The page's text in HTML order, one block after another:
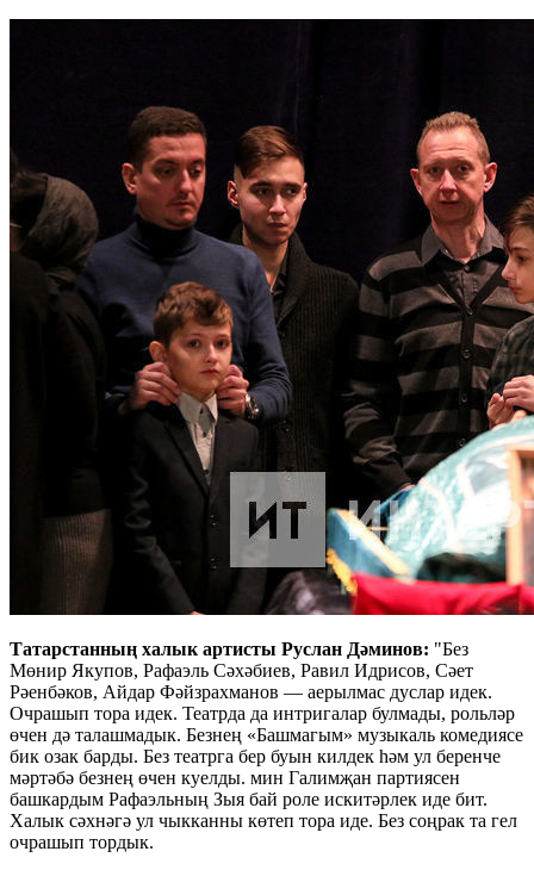
Татарстанның халык артисты Руслан Дәминов: "Без
Мөнир Якупов, Рафаэль Сәхәбиев, Равил Идрисов, Сәет
Рәенбәков, Айдар Фәйзрахманов — аерылмас дуслар идек.
Очрашып тора идек. Театрда да интригалар булмады, рольләр
өчен дә талашмадык. Безнең «Башмагым» музыкаль комедиясе
бик озак барды. Без театрга бер буын килдек һәм ул беренче
мәртәбә безнең өчен куелды. мин Галимҗан партиясен
башкардым Рафаэльның Зыя бай роле искитәрлек иде бит.
Халык сәхнәгә ул чыкканны көтеп тора иде. Без соңрак та гел
очрашып тордык.